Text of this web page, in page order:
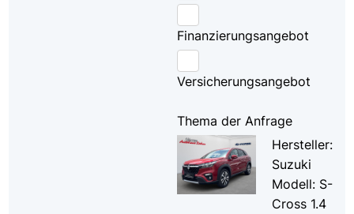
Finanzierungsangebot
Versicherungsangebot
Thema der Anfrage
Hersteller:
Suzuki
Modell: S-
Cross 1.4